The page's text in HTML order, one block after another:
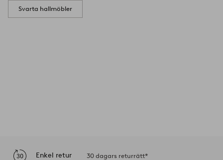
Svarta hallmöbler
Enkel retur 30 dagars returrätt*